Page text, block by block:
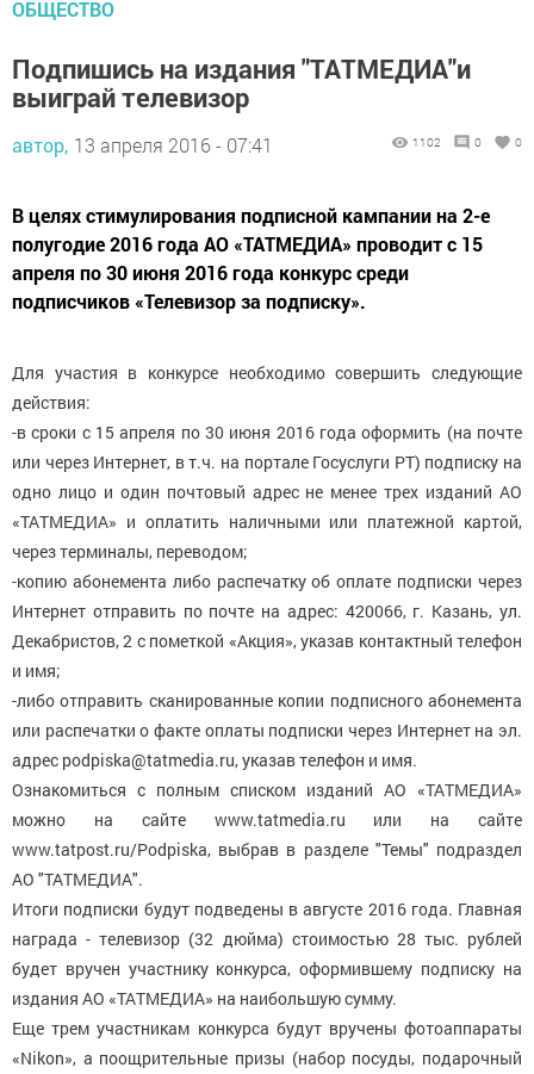
ОБЩЕСТВО
Подпишись на издания "ТАТМЕДИА"и
выиграй телевизор
автор, 13 апреля 2016 - 07:41 1102 0 0
В целях стимулирования подписной кампании на 2-е
полугодие 2016 года АО «ТАТМЕДИА» проводит с 15
апреля по 30 июня 2016 года конкурс среди
подписчиков «Телевизор за подписку».
Для участия в конкурсе необходимо совершить следующие
действия:
-в сроки с 15 апреля по 30 июня 2016 года оформить (на почте
или через Интернет, в т.ч. на портале Госуслуги РТ) подписку на
одно лицо и один почтовый адрес не менее трех изданий АО
«ТАТМЕДИА» и оплатить наличными или платежной картой,
через терминалы, переводом;
-копию абонемента либо распечатку об оплате подписки через
Интернет отправить по почте на адрес: 420066, г. Казань, ул.
Декабристов, 2 с пометкой «Акция», указав контактный телефон
и имя;
-либо отправить сканированные копии подписного абонемента
или распечатки о факте оплаты подписки через Интернет на эл.
адрес podpiska@tatmedia.ru, указав телефон и имя.
Ознакомиться с полным списком изданий АО «ТАТМЕДИА»
можно на сайте www.tatmedia.ru или на сайте
www.tatpost.ru/Podpiska, выбрав в разделе "Темы" подраздел
АО "ТАТМЕДИА".
Итоги подписки будут подведены в августе 2016 года. Главная
награда - телевизор (32 дюйма) стоимостью 28 тыс. рублей
будет вручен участнику конкурса, оформившему подписку на
издания АО «ТАТМЕДИА» на наибольшую сумму.
Еще трем участникам конкурса будут вручены фотоаппараты
«Nikon», а поощрительные призы (набор посуды, подарочный